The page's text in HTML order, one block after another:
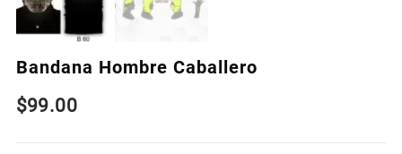
Bandana Hombre Caballero
$99.00